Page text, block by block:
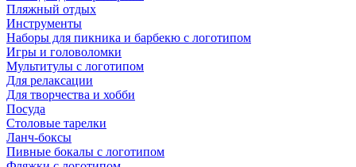
Пляжный отдых
Инструменты
Наборы для пикника и барбекю с логотипом
Игры и головоломки
Мультитулы с логотипом
Для релаксации
Для творчества и хобби
Посуда
Столовые тарелки
Ланч-боксы
Пивные бокалы с логотипом